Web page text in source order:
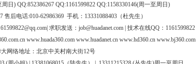
日) QQ:852386267 QQ:1161599822 QQ:1158330146(周一至周日)
售后电话:010-62986369 手机：13331088403（杜先生）
求职发送： job@huadanet.com| 技术在线QQ：1161599822
www.huada360.com www.huadanet.cn www.hd360.cn www.bj360.com
网络地址：北京中关村南大街12号